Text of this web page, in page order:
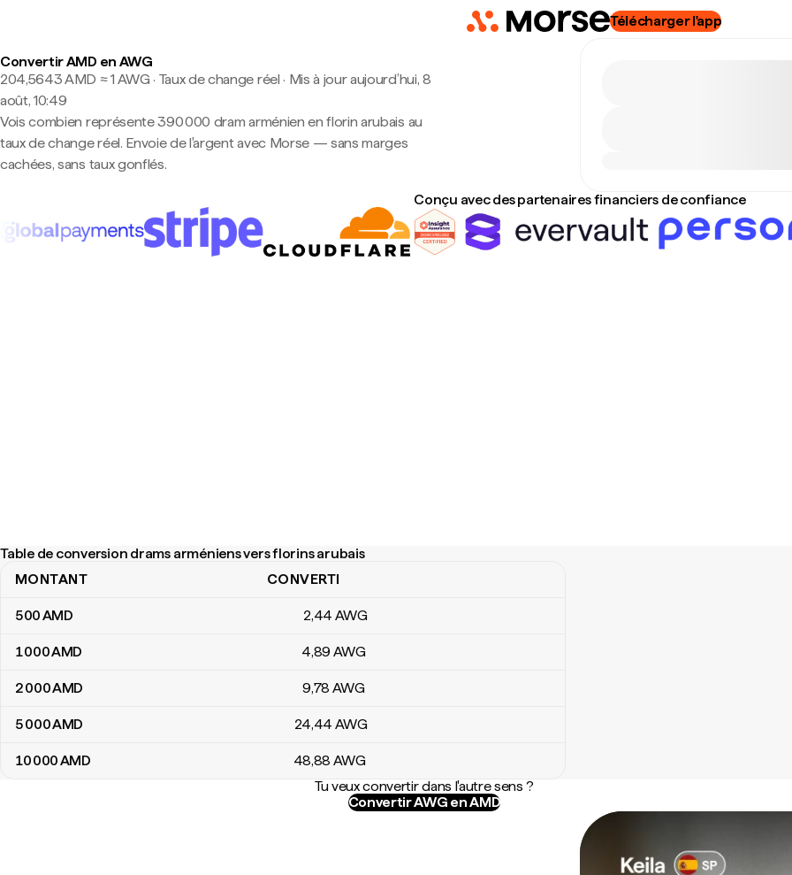
Télécharger l'app
Convertir AMD en AWG
204,5643 AMD ≈ 1 AWG · Taux de change réel · Mis à jour aujourd’hui, 8
août, 10:49
Vois combien représente 390 000 dram arménien en florin arubais au
taux de change réel. Envoie de l'argent avec Morse — sans marges
cachées, sans taux gonflés.
Conçu avec des partenaires financiers de confiance
Table de conversion drams arméniens vers florins arubais
Table de conversion drams arméniens vers florins arubais
MONTANT CONVERTI
500AMD 2,44 AWG
1 000AMD 4,89 AWG
2 000AMD 9,78 AWG
5 000AMD 24,44 AWG
10 000AMD 48,88 AWG
Tu veux convertir dans l'autre sens ?
Convertir AWG en AMD